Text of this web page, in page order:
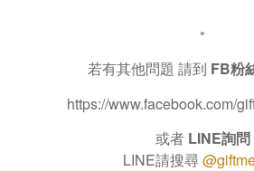
*
若有其他問題 請到 FB粉
https://www.facebook.com/
或者 LINE詢問
LINE請搜尋